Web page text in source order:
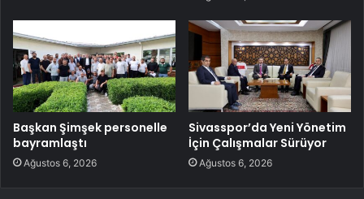
Başkan Şimşek personelle
bayramlaştı
Ağustos 6, 2026
Sivasspor’da Yeni Yönetim
İçin Çalışmalar Sürüyor
Ağustos 6, 2026